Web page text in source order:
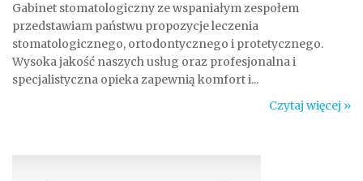
Gabinet stomatologiczny ze wspaniałym zespołem
przedstawiam państwu propozycje leczenia
stomatologicznego, ortodontycznego i protetycznego.
Wysoka jakość naszych usług oraz profesjonalna i
specjalistyczna opieka zapewnią komfort i...
Czytaj więcej »